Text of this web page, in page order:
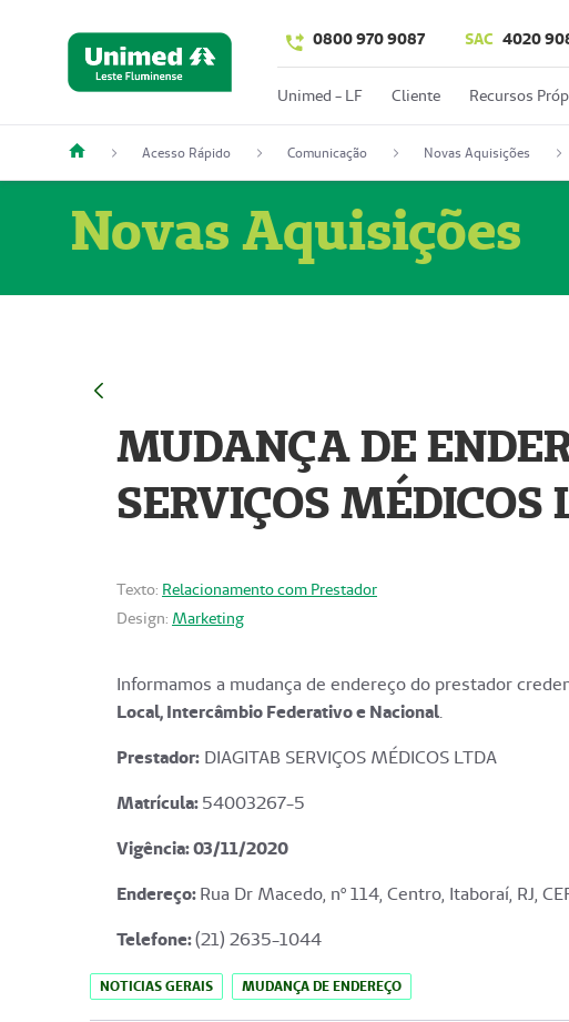
0800 970 9087 SAC 4020
Unimed - LF Cliente Recursos
Acesso Rápido Comunicação Novas Aquisições
Novas Aquisições
MUDANÇA DE
SERVIÇOS
Texto: Relacionamento com Prestador
Design: Marketing
Informamos a mudança de endereço do prestador
Local, Intercâmbio Federativo e Nacional.
Prestador: DIAGITAB SERVIÇOS MÉDICOS LTDA
Matrícula:54003267-5
Vigência: 03/11/2020
Endereço:Rua Dr Macedo, nº 114, Centro, Itaboraí, RJ,
Telefone:(21) 2635-1044
NOTICIAS GERAIS MUDANÇA DE ENDEREÇO